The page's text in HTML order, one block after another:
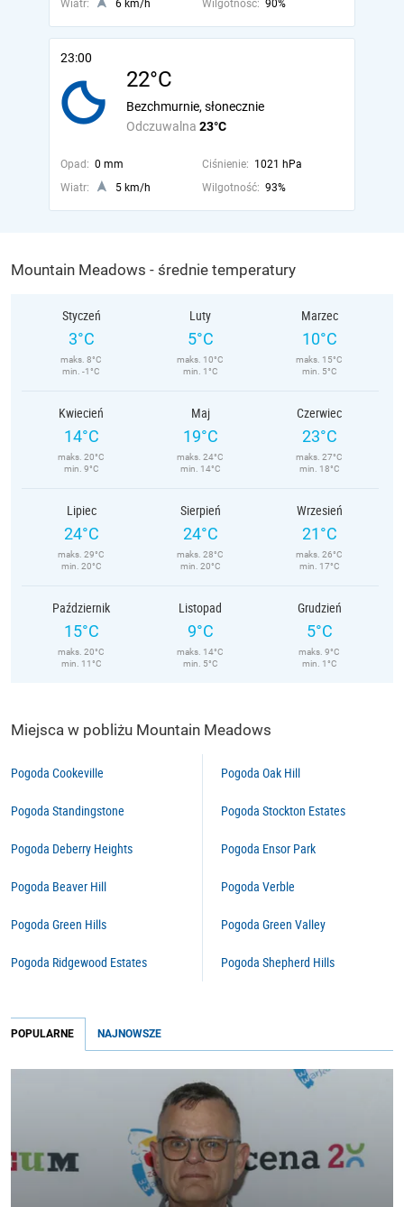
Wiatr: 6 km/h Wilgotność: 90%
23:00
22°C
Odczuwalna 23°C
Bezchmurnie, słonecznie
Opad: 0 mm Ciśnienie: 1021 hPa
Wiatr:
5 km/h Wilgotność: 93%
Mountain Meadows - średnie temperatury
Styczeń
3°C
maks. 8°C
min. -1°C
Luty
5°C
maks. 10°C
min. 1°C
Marzec
10°C
maks. 15°C
min. 5°C
Kwiecień
14°C
maks. 20°C
min. 9°C
Maj
19°C
maks. 24°C
min. 14°C
Czerwiec
23°C
maks. 27°C
min. 18°C
Lipiec
24°C
maks. 29°C
min. 20°C
Sierpień
24°C
maks. 28°C
min. 20°C
Wrzesień
21°C
maks. 26°C
min. 17°C
Październik
15°C
maks. 20°C
min. 11°C
Listopad
9°C
maks. 14°C
min. 5°C
Grudzień
5°C
maks. 9°C
min. 1°C
Miejsca w pobliżu Mountain Meadows
Pogoda Cookeville
Pogoda Standingstone
Pogoda Deberry Heights
Pogoda Beaver Hill
Pogoda Green Hills
Pogoda Ridgewood Estates
Pogoda Oak Hill
Pogoda Stockton Estates
Pogoda Ensor Park
Pogoda Verble
Pogoda Green Valley
Pogoda Shepherd Hills
POPULARNE NAJNOWSZE